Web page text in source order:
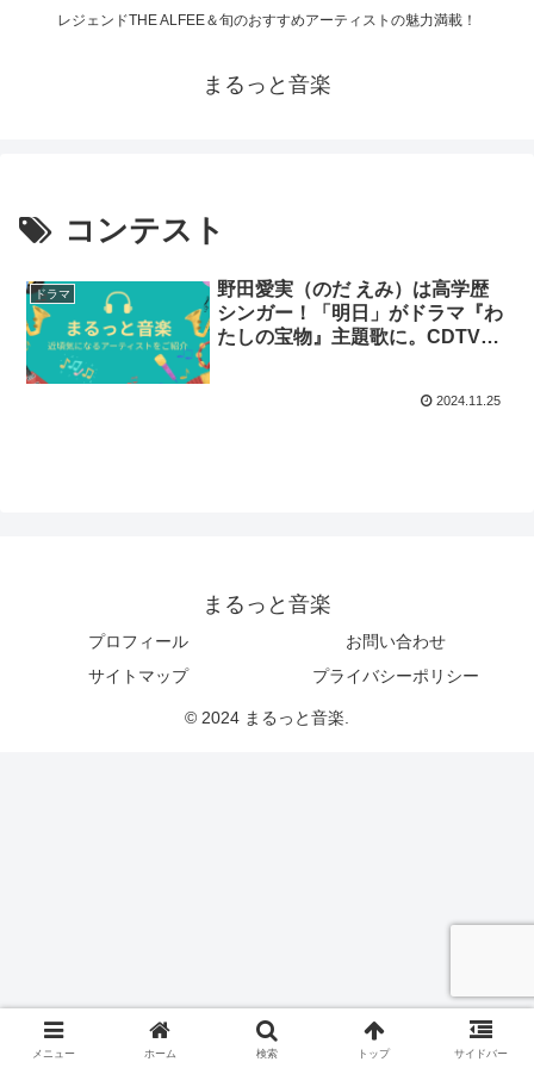
レジェンドTHE ALFEE＆旬のおすすめアーティストの魅力満載！
まるっと音楽
コンテスト
ドラマ
野田愛実（のだ えみ）は高学歴
シンガー！「明日」がドラマ『わ
たしの宝物』主題歌に。CDTV年
2024.11.25
まるっと音楽
プロフィール
お問い合わせ
サイトマップ
プライバシーポリシー
© 2024 まるっと音楽.
メニュー ホーム 検索 トップ サイドバー